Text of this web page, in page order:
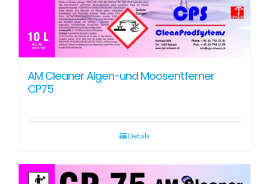
AM Cleaner Algen-und Moosentferner
CP75
Details